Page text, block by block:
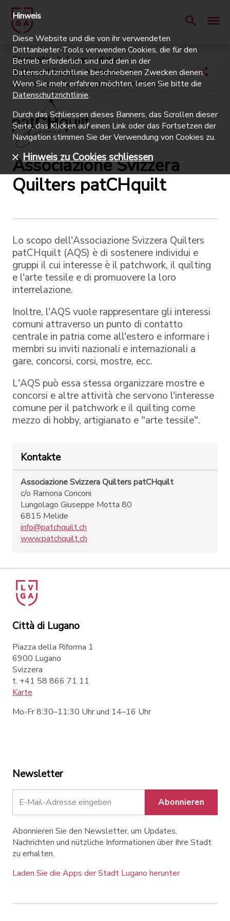
Startseite
Lugano erleben
Kultur und Freizeit
Vereine
Associazione Svizzera Quilters patCHquilt
Associazione Svizzera
Quilters patCHquilt
Lo scopo dell'Associazione Svizzera Quilters
patCHquilt (AQS) è di sostenere individui e
gruppi il cui interesse è il patchwork, il quilting
e l'arte tessile e di promuovere la loro
interrelazione.
Inoltre, l'AQS vuole rappresentare gli interessi
comuni attraverso un punto di contatto
centrale in patria come all'estero e informare i
membri su inviti nazionali e internazionali a
gare, concorsi, corsi, mostre, ecc.
L'AQS può essa stessa organizzare mostre e
concorsi e altre attività che servono l'interesse
comune per il patchwork e il quilting come
mezzo di hobby, artigianato e "arte tessile".
Kontakte
Associazione Svizzera Quilters patCHquilt
c/o Ramona Conconi
Lungolago Giuseppe Motta 80
6815 Melide
info@patchquilt.ch
www.patchquilt.ch
Città di Lugano
Piazza della Riforma 1
6900 Lugano
Svizzera
t. +41 58 866 71 11
Karte
Mo-Fr 8:30–11:30 Uhr und 14–16 Uhr
Newsletter
Abonnieren
Abonnieren Sie den Newsletter, um Updates,
Nachrichten und nützliche Informationen über Ihre Stadt
zu erhalten.
Laden Sie die Apps der Stadt Lugano herunter
Hinweis
Diese Website und die von ihr verwendeten
Drittanbieter-Tools verwenden Cookies, die für den
Betrieb erforderlich sind und den in der
Datenschutzrichtlinie beschriebenen Zwecken dienen.
Wenn Sie mehr erfahren möchten, lesen Sie bitte die
Datenschutzrichtlinie.
Durch das Schliessen dieses Banners, das Scrollen dieser
Seite, das Klicken auf einen Link oder das Fortsetzen der
Navigation stimmen Sie der Verwendung von Cookies zu.
Hinweis zu Cookies schliessen